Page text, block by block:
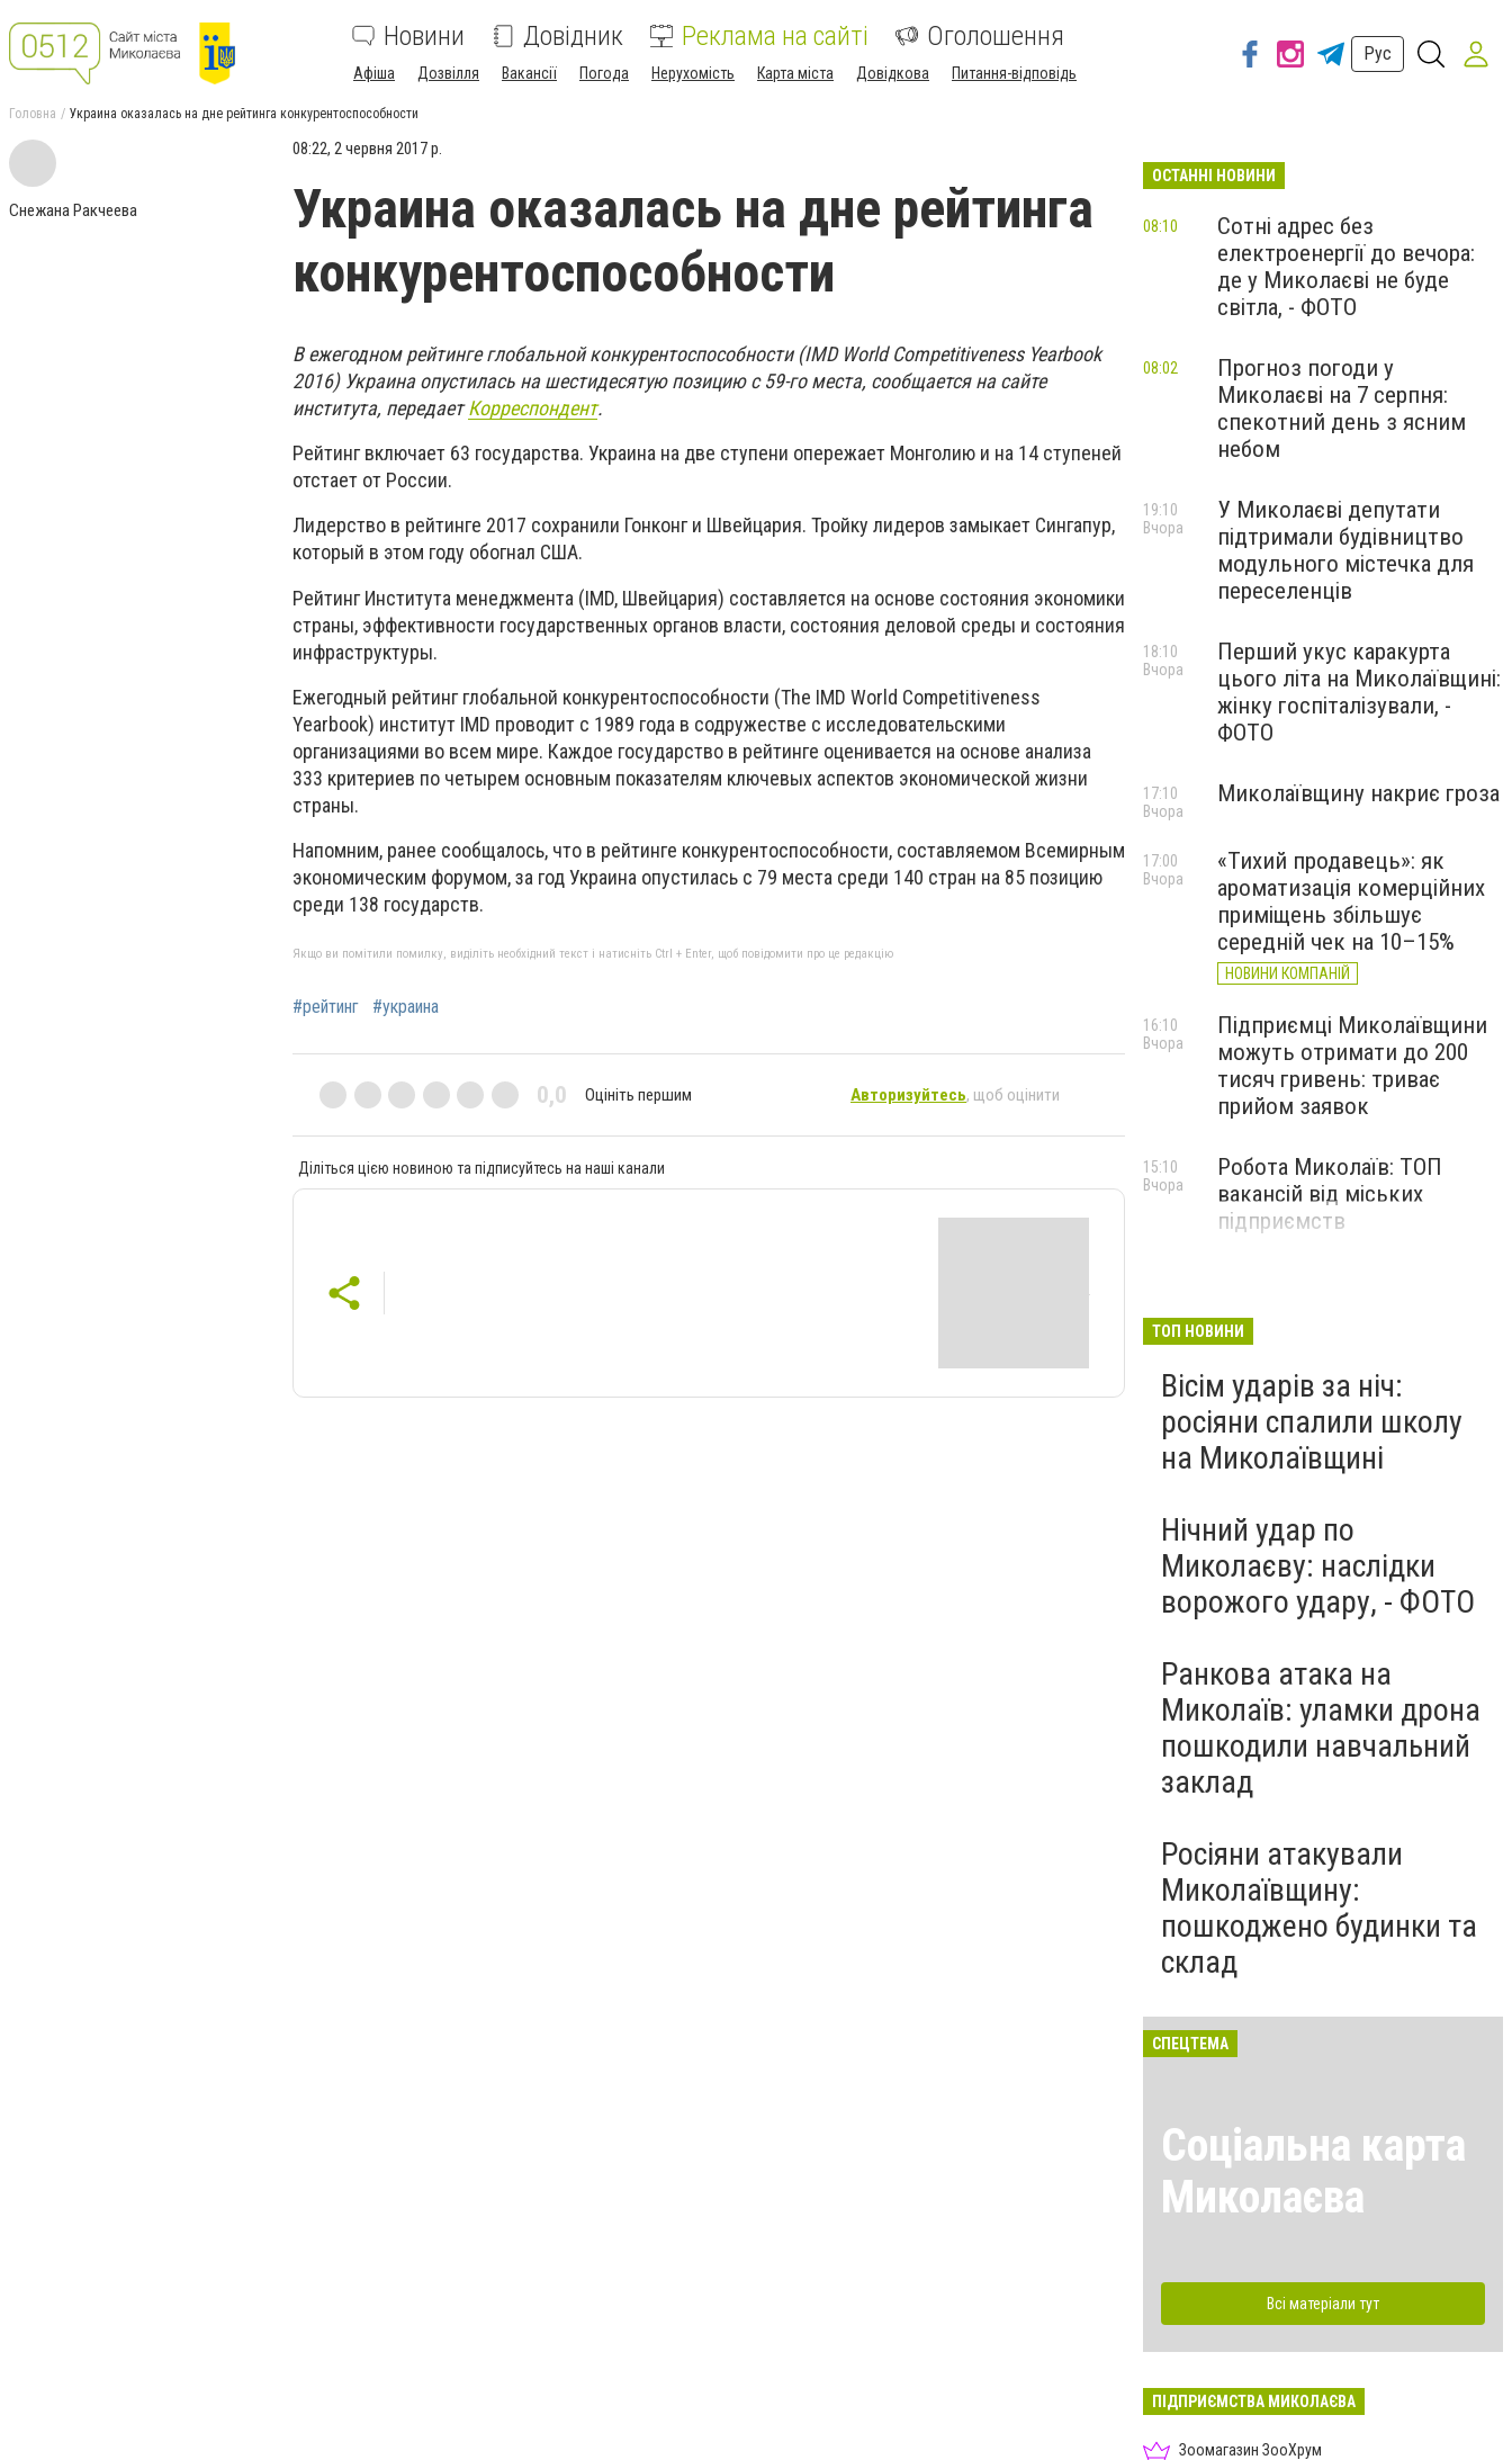
Новини Довідник Реклама на сайті Оголошення
Афіша Дозвілля Вакансії Погода Нерухомість Карта міста Довідкова Питання-відповідь
Рус
Головна Украина оказалась на дне рейтинга конкурентоспособности
Снежана Ракчеева
08:22, 2 червня 2017 р.
Украина оказалась на дне рейтинга
конкурентоспособности
В ежегодном рейтинге глобальной конкурентоспособности (IMD World Competitiveness Yearbook
2016) Украина опустилась на шестидесятую позицию с 59-го места, сообщается на сайте
института, передаетКорреспондент.
Рейтинг включает 63 государства. Украина на две ступени опережает Монголию и на 14 ступеней
отстает от России.
Лидерство в рейтинге 2017 сохранили Гонконг и Швейцария. Тройку лидеров замыкает Сингапур,
который в этом году обогнал США.
Рейтинг Института менеджмента (IMD, Швейцария) составляется на основе состояния экономики
страны, эффективности государственных органов власти, состояния деловой среды и состояния
инфраструктуры.
Ежегодный рейтинг глобальной конкурентоспособности (The IMD World Competitiveness
Yearbook) институт IMD проводит с 1989 года в содружестве с исследовательскими
организациями во всем мире. Каждое государство в рейтинге оценивается на основе анализа
333 критериев по четырем основным показателям ключевых аспектов экономической жизни
страны.
Напомним, ранее сообщалось, что в рейтинге конкурентоспособности, составляемом Всемирным
экономическим форумом, за год Украина опустилась с 79 места среди 140 стран на 85 позицию
среди 138 государств.
Якщо ви помітили помилку, виділіть необхідний текст і натисніть Ctrl + Enter, щоб повідомити про це редакцію
#рейтинг #украина
0,0 Оцініть першим Авторизуйтесь, щоб оцінити
Діліться цією новиною та підписуйтесь на наші канали
ОСТАННІ НОВИНИ
Сотні адрес без
електроенергії до вечора:
де у Миколаєві не буде
світла, - ФОТО
08:10
Прогноз погоди у
Миколаєві на 7 серпня:
спекотний день з ясним
небом
08:02
У Миколаєві депутати
підтримали будівництво
модульного містечка для
переселенців
19:10
Вчора
Перший укус каракурта
цього літа на Миколаївщині:
жінку госпіталізували, -
ФОТО
18:10
Вчора
Миколаївщину накриє гроза
17:10
Вчора
«Тихий продавець»: як
ароматизація комерційних
приміщень збільшує
середній чек на 10–15%
НОВИНИ КОМПАНІЙ
17:00
Вчора
Підприємці Миколаївщини
можуть отримати до 200
тисяч гривень: триває
прийом заявок
16:10
Вчора
Робота Миколаїв: ТОП
вакансій від міських
підприємств
15:10
Вчора
ТОП НОВИНИ
Вісім ударів за ніч:
росіяни спалили школу
на Миколаївщині
Нічний удар по
Миколаєву: наслідки
ворожого удару, - ФОТО
Ранкова атака на
Миколаїв: уламки дрона
пошкодили навчальний
заклад
Росіяни атакували
Миколаївщину:
пошкоджено будинки та
склад
СПЕЦТЕМА
Соціальна карта
Миколаєва
Всі матеріали тут
ПІДПРИЄМСТВА МИКОЛАЄВА
Зоомагазин ЗооХрум